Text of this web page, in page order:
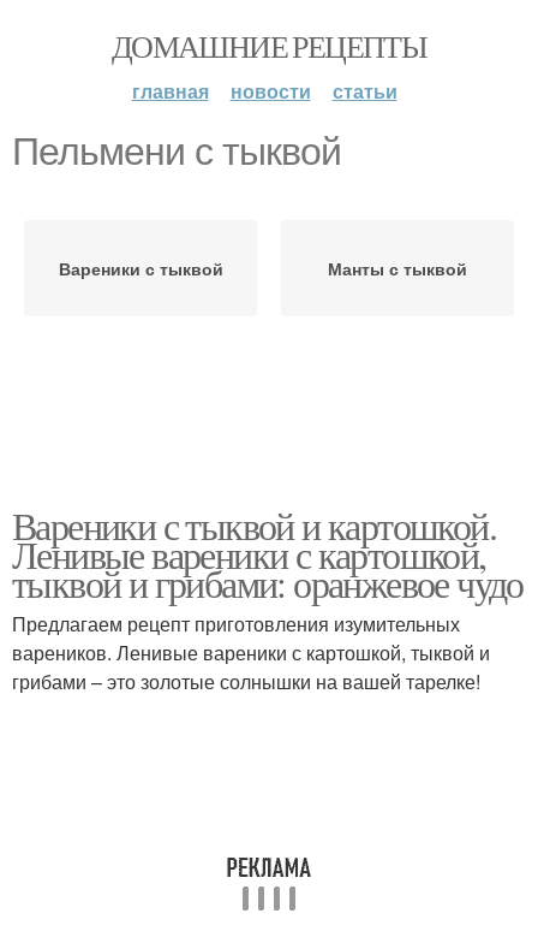
ДОМАШНИЕ РЕЦЕПТЫ
главная новости статьи
Пельмени с тыквой
Вареники с тыквой Манты с тыквой
Вареники с тыквой и картошкой.
Ленивые вареники с картошкой,
тыквой и грибами: оранжевое чудо
Предлагаем рецепт приготовления изумительных
вареников. Ленивые вареники с картошкой, тыквой и
грибами – это золотые солнышки на вашей тарелке!